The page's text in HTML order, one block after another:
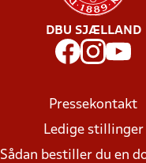
DBU SJÆLLAND
Pressekontakt
Ledige stillinger
Sådan bestiller du en